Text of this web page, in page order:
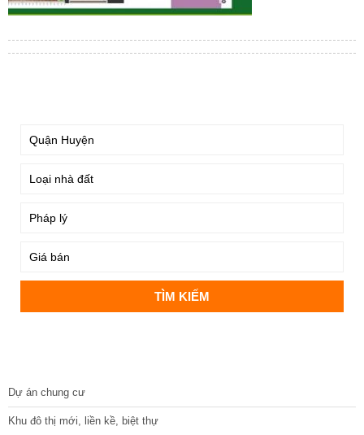
Dự án chung cư
Khu đô thị mới, liền kề, biệt thự